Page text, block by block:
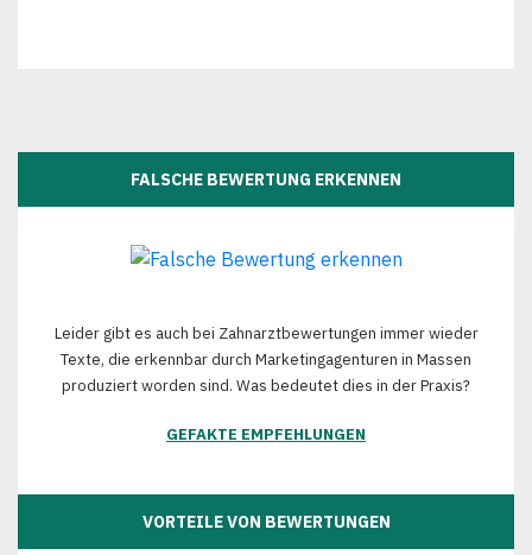
FALSCHE BEWERTUNG ERKENNEN
Leider gibt es auch bei Zahnarztbewertungen immer wieder
Texte, die erkennbar durch Marketingagenturen in Massen
produziert worden sind. Was bedeutet dies in der Praxis?
GEFAKTE EMPFEHLUNGEN
VORTEILE VON BEWERTUNGEN